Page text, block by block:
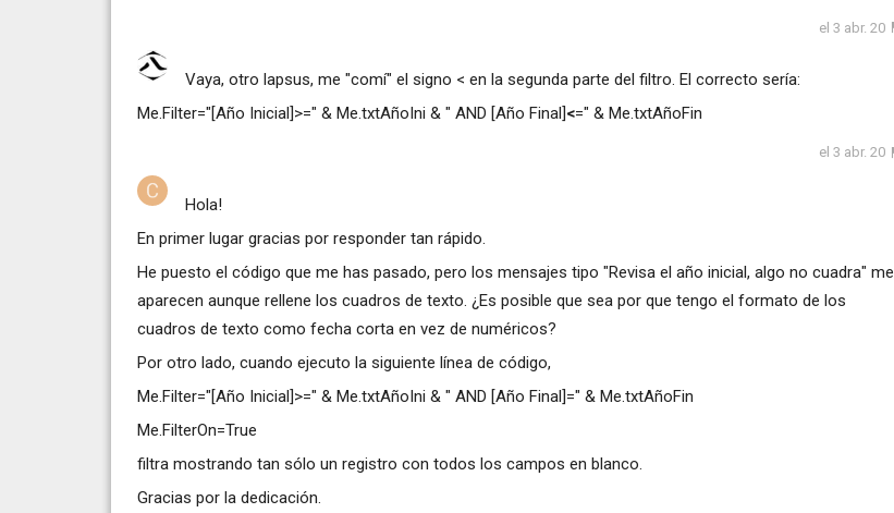
el 3 abr. 20
Vaya, otro lapsus, me "comí" el signo < en la segunda parte del filtro. El correcto sería:
Me.Filter="[Año Inicial]>=" & Me.txtAñoIni & " AND [Año Final]<=" & Me.txtAñoFin
el 3 abr. 20
Hola!
En primer lugar gracias por responder tan rápido.
He puesto el código que me has pasado, pero los mensajes tipo "Revisa el año inicial, algo no cuadra" me
aparecen aunque rellene los cuadros de texto. ¿Es posible que sea por que tengo el formato de los
cuadros de texto como fecha corta en vez de numéricos?
Por otro lado, cuando ejecuto la siguiente línea de código,
Me.Filter="[Año Inicial]>=" & Me.txtAñoIni & " AND [Año Final]=" & Me.txtAñoFin
Me.FilterOn=True
filtra mostrando tan sólo un registro con todos los campos en blanco.
Gracias por la dedicación.